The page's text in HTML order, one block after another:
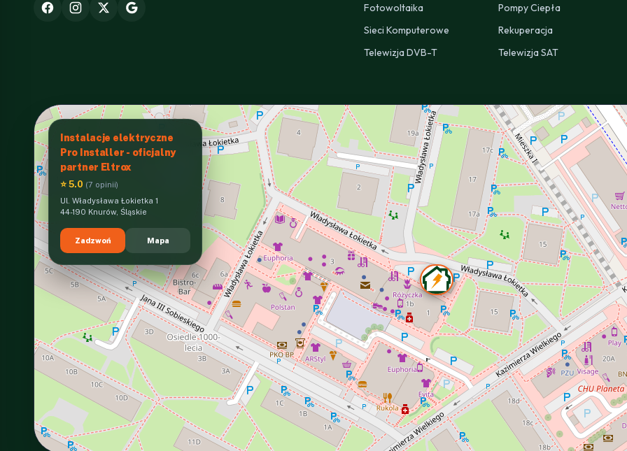
Fotowoltaika
Pompy Ciepła
Sieci Komputerowe
Rekuperacja
Telewizja DVB-T
Telewizja SAT
Instalacje elektryczne
Pro Installer - oficjalny
partner Eltrox
⭐ 5.0 (7 opinii)
Ul. Władysława Łokietka 1
44-190 Knurów, Śląskie
Zadzwoń Mapa